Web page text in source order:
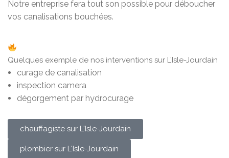
Notre entreprise fera tout son possible pour déboucher
vos canalisations bouchées.
Quelques exemple de nos interventions sur L’Isle-Jourdain
curage de canalisation
inspection camera
dégorgement par hydrocurage
chauffagiste sur L'Isle-Jourdain
plombier sur L'Isle-Jourdain